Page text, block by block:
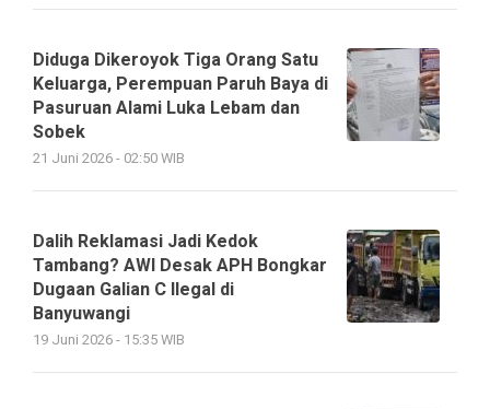
Diduga Dikeroyok Tiga Orang Satu
Keluarga, Perempuan Paruh Baya di
Pasuruan Alami Luka Lebam dan
Sobek
21 Juni 2026 - 02:50 WIB
Dalih Reklamasi Jadi Kedok
Tambang? AWI Desak APH Bongkar
Dugaan Galian C Ilegal di
Banyuwangi
19 Juni 2026 - 15:35 WIB